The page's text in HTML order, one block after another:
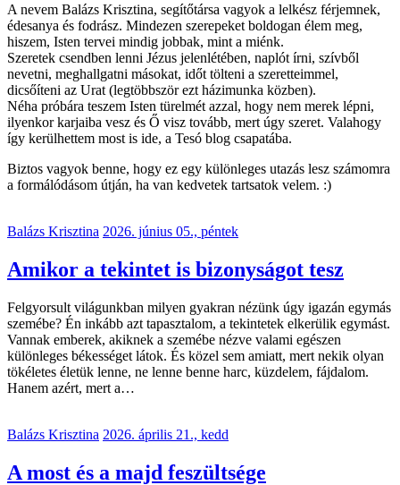
A nevem Balázs Krisztina, segítőtársa vagyok a lelkész férjemnek,
édesanya és fodrász. Mindezen szerepeket boldogan élem meg,
hiszem, Isten tervei mindig jobbak, mint a miénk.
Szeretek csendben lenni Jézus jelenlétében, naplót írni, szívből
nevetni, meghallgatni másokat, időt tölteni a szeretteimmel,
dicsőíteni az Urat (legtöbbször ezt házimunka közben).
Néha próbára teszem Isten türelmét azzal, hogy nem merek lépni,
ilyenkor karjaiba vesz és Ő visz tovább, mert úgy szeret. Valahogy
így kerülhettem most is ide, a Tesó blog csapatába.
Biztos vagyok benne, hogy ez egy különleges utazás lesz számomra
a formálódásom útján, ha van kedvetek tartsatok velem. :)
Balázs Krisztina 2026. június 05., péntek
Amikor a tekintet is bizonyságot tesz
Felgyorsult világunkban milyen gyakran nézünk úgy igazán egymás
szemébe? Én inkább azt tapasztalom, a tekintetek elkerülik egymást.
Vannak emberek, akiknek a szemébe nézve valami egészen
különleges békességet látok. És közel sem amiatt, mert nekik olyan
tökéletes életük lenne, ne lenne benne harc, küzdelem, fájdalom.
Hanem azért, mert a…
Balázs Krisztina 2026. április 21., kedd
A most és a majd feszültsége